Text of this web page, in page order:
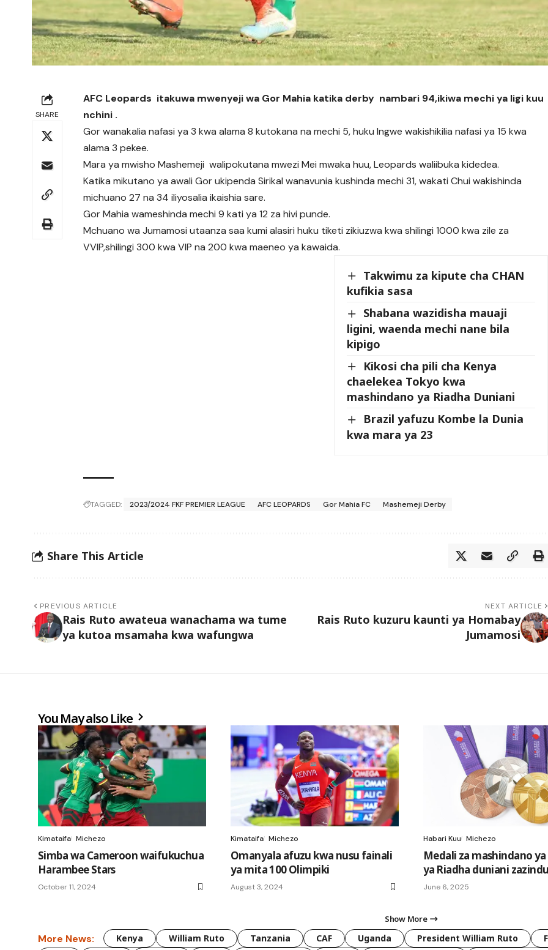
SHARE
AFC Leopards itakuwa mwenyeji wa Gor Mahia katika derby nambari 94,ikiwa mechi ya ligi kuu
nchini .
Gor wanakalia nafasi ya 3 kwa alama 8 kutokana na mechi 5, huku Ingwe wakishikilia nafasi ya 15 kwa
alama 3 pekee.
Mara ya mwisho Mashemeji walipokutana mwezi Mei mwaka huu, Leopards waliibuka kidedea.
Katika mikutano ya awali Gor ukipenda Sirikal wanavunia kushinda mechi 31, wakati Chui wakishinda
michuano 27 na 34 iliyosalia ikaishia sare.
Gor Mahia wameshinda mechi 9 kati ya 12 za hivi punde.
Mchuano wa Jumamosi utaanza saa kumi alasiri huku tiketi zikiuzwa kwa shilingi 1000 kwa zile za
VVIP,shilingi 300 kwa VIP na 200 kwa maeneo ya kawaida.
Takwimu za kipute cha CHAN
kufikia sasa
Shabana wazidisha mauaji
ligini, waenda mechi nane bila
kipigo
Kikosi cha pili cha Kenya
chaelekea Tokyo kwa
mashindano ya Riadha Duniani
Brazil yafuzu Kombe la Dunia
kwa mara ya 23
TAGGED: 2023/2024 FKF PREMIER LEAGUE AFC LEOPARDS Gor Mahia FC Mashemeji Derby
Share This Article
PREVIOUS ARTICLE
Rais Ruto awateua wanachama wa tume
ya kutoa msamaha kwa wafungwa
NEXT ARTICLE
Rais Ruto kuzuru kaunti ya Homabay
Jumamosi
You May also Like
Kimataifa Michezo
Simba wa Cameroon waifukuchua
Harambee Stars
October 11, 2024
Kimataifa Michezo
Omanyala afuzu kwa nusu fainali
ya mita 100 Olimpiki
August 3, 2024
Habari Kuu Michezo
Medali za mashindano
ya Riadha duniani
June 6, 2025
Show More
More News: Kenya William Ruto Tanzania CAF Uganda President William Ruto